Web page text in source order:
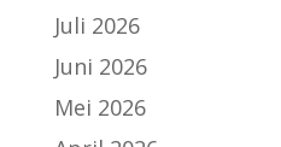
Juli 2026
Juni 2026
Mei 2026